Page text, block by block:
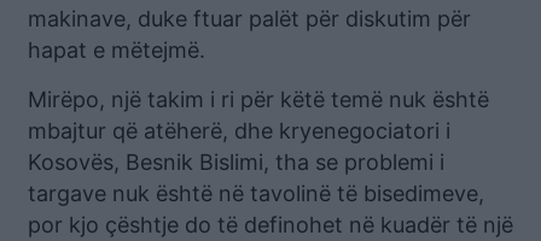
makinave, duke ftuar palët për diskutim për
hapat e mëtejmë.
Mirëpo, një takim i ri për këtë temë nuk është
mbajtur që atëherë, dhe kryenegociatori i
Kosovës, Besnik Bislimi, tha se problemi i
targave nuk është në tavolinë të bisedimeve,
por kjo çështje do të definohet në kuadër të një